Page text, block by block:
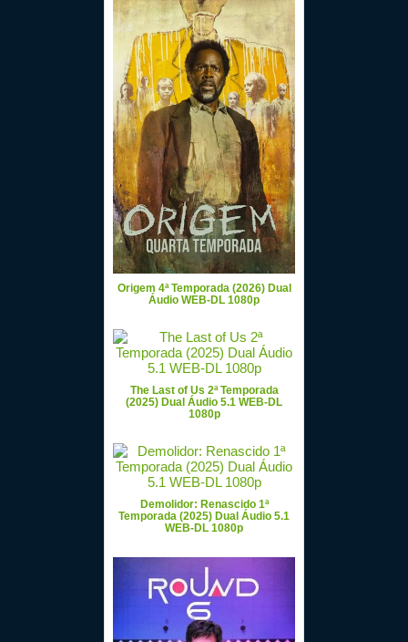
Origem 4ª Temporada (2026) Dual
Áudio WEB-DL 1080p
The Last of Us 2ª Temporada
(2025) Dual Áudio 5.1 WEB-DL
1080p
Demolidor: Renascido 1ª
Temporada (2025) Dual Áudio 5.1
WEB-DL 1080p